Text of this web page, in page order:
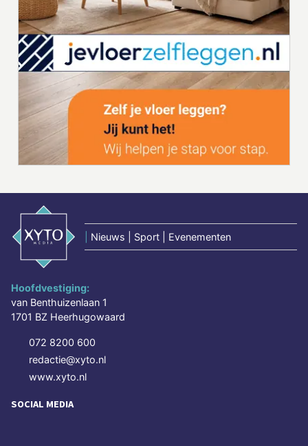
Nieuws | Sport | Evenementen
Hoofdvestiging:
van Benthuizenlaan 1
1701 BZ Heerhugowaard
072 8200 600
redactie@xyto.nl
www.xyto.nl
SOCIAL MEDIA